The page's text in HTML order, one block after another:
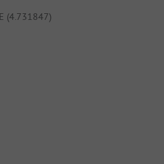
(4.731847)